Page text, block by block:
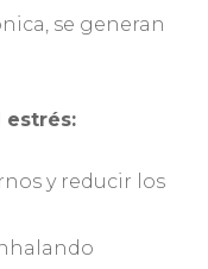
se generan
estrés:
y reducir los